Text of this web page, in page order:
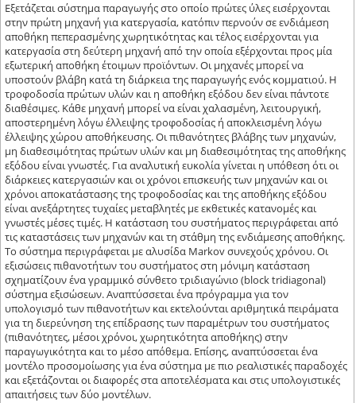
Εξετάζεται σύστημα παραγωγής στο οποίο πρώτες ύλες εισέρχονται
στην πρώτη μηχανή για κατεργασία, κατόπιν περνούν σε ενδιάμεση
αποθήκη πεπερασμένης χωρητικότητας και τέλος εισέρχονται για
κατεργασία στη δεύτερη μηχανή από την οποία εξέρχονται προς μία
εξωτερική αποθήκη έτοιμων προϊόντων. Οι μηχανές μπορεί να
υποστούν βλάβη κατά τη διάρκεια της παραγωγής ενός κομματιού. Η
τροφοδοσία πρώτων υλών και η αποθήκη εξόδου δεν είναι πάντοτε
διαθέσιμες. Κάθε μηχανή μπορεί να είναι χαλασμένη, λειτουργική,
αποστερημένη λόγω έλλειψης τροφοδοσίας ή αποκλεισμένη λόγω
έλλειψης χώρου αποθήκευσης. Οι πιθανότητες βλάβης των μηχανών,
μη διαθεσιμότητας πρώτων υλών και μη διαθεσιμότητας της αποθήκης
εξόδου είναι γνωστές. Για αναλυτική ευκολία γίνεται η υπόθεση ότι οι
διάρκειες κατεργασιών και οι χρόνοι επισκευής των μηχανών και οι
χρόνοι αποκατάστασης της τροφοδοσίας και της αποθήκης εξόδου
είναι ανεξάρτητες τυχαίες μεταβλητές με εκθετικές κατανομές και
γνωστές μέσες τιμές. Η κατάσταση του συστήματος περιγράφεται από
τις καταστάσεις των μηχανών και τη στάθμη της ενδιάμεσης αποθήκης.
Το σύστημα περιγράφεται με αλυσίδα Markov συνεχούς χρόνου. Οι
εξισώσεις πιθανοτήτων του συστήματος στη μόνιμη κατάσταση
σχηματίζουν ένα γραμμικό σύνθετο τριδιαγώνιο (block tridiagonal)
σύστημα εξισώσεων. Αναπτύσσεται ένα πρόγραμμα για τον
υπολογισμό των πιθανοτήτων και εκτελούνται αριθμητικά πειράματα
για τη διερεύνηση της επίδρασης των παραμέτρων του συστήματος
(πιθανότητες, μέσοι χρόνοι, χωρητικότητα αποθήκης) στην
παραγωγικότητα και το μέσο απόθεμα. Επίσης, αναπτύσσεται ένα
μοντέλο προσομοίωσης για ένα σύστημα με πιο ρεαλιστικές παραδοχές
και εξετάζονται οι διαφορές στα αποτελέσματα και στις υπολογιστικές
απαιτήσεις των δύο μοντέλων.